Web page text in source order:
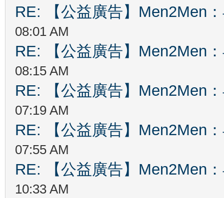
RE: 【公益廣告】Men2Men
08:01 AM
RE: 【公益廣告】Men2Men
08:15 AM
RE: 【公益廣告】Men2Men
07:19 AM
RE: 【公益廣告】Men2Men
07:55 AM
RE: 【公益廣告】Men2Men
10:33 AM